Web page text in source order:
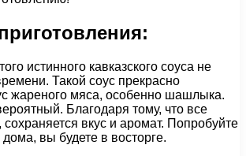
истинного кавказского соуса не
Такой соус прекрасно
жареного мяса, особенно шашлыка.
Благодаря тому, что все
сохраняется вкус и аромат. Попробуйте
дома, вы будете в восторге.